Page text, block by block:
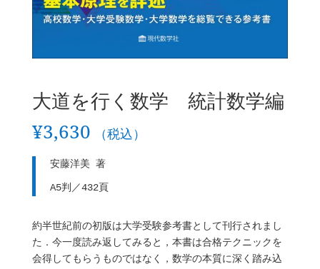
大道を行く数学 統計数学編
¥3,630 （税込）
安藤洋美 著
A5判／432頁
約半世紀前の初版は大学受験参考書として刊行されまし
た．今一度読み返してみると，本書は合格テクニックを
会得してもらうものではなく，数学の本質に深く踏み込